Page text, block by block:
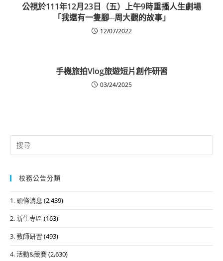
公視於111年12月23日（五）上午9時重播人生劇場
「我還有一隻腳─周大觀的故事」
12/07/2022
手機旅拍Vlog旅遊短片創作研習
03/24/2025
Search
for:
校務公告分類
1. 頭條消息 (2,439)
2. 新生專區 (163)
3. 教師研習 (493)
4. 活動&競賽(2,630)